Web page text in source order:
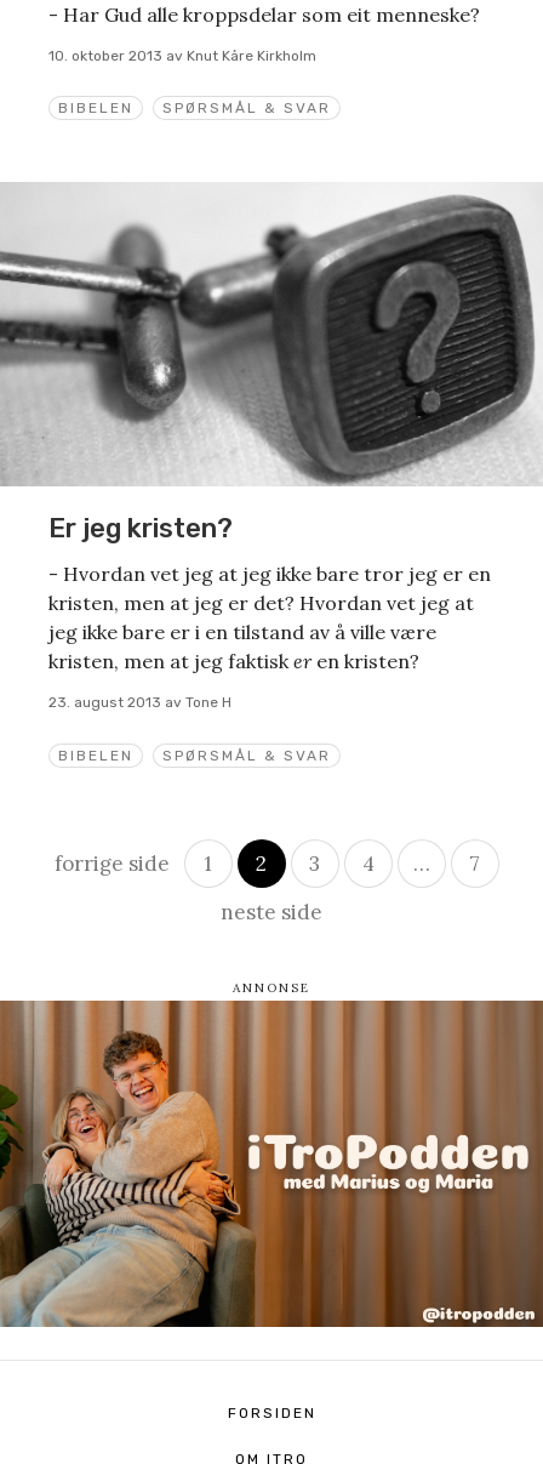
BIBELEN SPØRSMÅL & SVAR
- Har Gud alle kroppsdelar som eit menneske?
10. oktober 2013 av Knut Kåre Kirkholm
BIBELEN SPØRSMÅL & SVAR
Er jeg kristen?
- Hvordan vet jeg at jeg ikke bare tror jeg er en
kristen, men at jeg er det? Hvordan vet jeg at
jeg ikke bare er i en tilstand av å ville være
kristen, men at jeg faktiskeren kristen?
23. august 2013 av Tone H
Innleggsnavigasjon
forrige side 1 2 3 4 …
7
neste side
FORSIDEN
OM ITRO